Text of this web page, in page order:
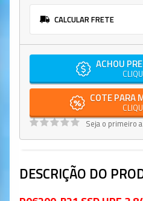
CALCULAR FRETE
ACHOU
COTE PARA
Seja o primeiro
DESCRIÇÃO DO